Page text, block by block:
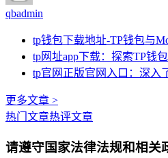
qbadmin
tp钱包下载地址-TP钱包与
tp网址app下载：探索TP钱
tp官网正版官网入口：深入
更多文章 >
热门文章热评文章
请遵守国家法律法规和相关